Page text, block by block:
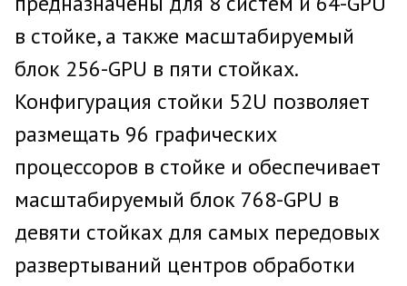
в стойке, а также масштабируемый
блок 256-GPU в пяти стойках.
Конфигурация стойки 52U позволяет
размещать 96 графических
процессоров в стойке и обеспечивает
масштабируемый блок 768-GPU в
девяти стойках для самых передовых
развертываний центров обработки